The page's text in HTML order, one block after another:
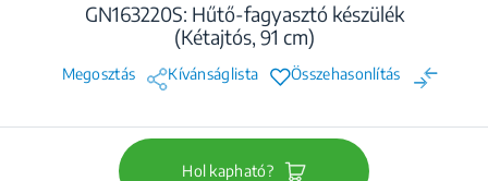
GN163220S: Hűtő-fagyasztó készülék
(Kétajtós, 91 cm)
Megosztás Kívánságlista Összehasonlítás
Hol kapható?